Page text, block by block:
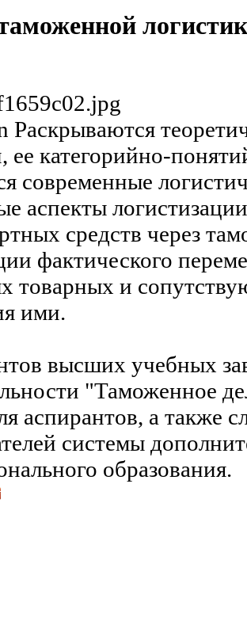
Раскрываются
ее категорийно-
современные
аспекты
средств через
фактического
товарных и
ими.
высших учебных
"Таможенное
аспирантов, а также
системы
образования.